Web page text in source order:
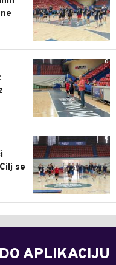
0
0
se
APLIKACIJU